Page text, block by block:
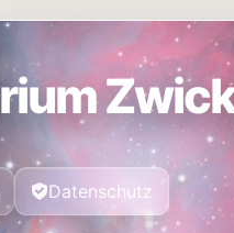
Datenschutz